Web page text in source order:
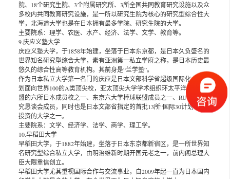
院、18个研究生院、3个附属研究所、3所全国共同教育研究设施以及众
多校内共同教育研究设施，是一所以研究生院为核心的研究型综合性大
学，北海道大学也是在日本拥有最多学院、研究生院的大学。
主要院系：理学、农医、水产、经济、法学、文学、教育等。
9.庆应义塾大学
庆应义塾大学，于1858年始建，坐落于日本东京都，是日本久负盛名的
世界知名研究型综合大学，素有亚洲第一私立学府之称，是日本历史最
悠久的综合性高等教育机构。其前身是“兰学塾”。
作为日本私立大学第一名门的庆应是日本文部科学省超级国际化大学计
划面向世界100的A类顶尖校，亚太顶尖大学学术组织环太平洋大学 联
盟的六所日本成员校之一、东京六大学棒球联盟成员之一、RU11学术研
究恳谈会成员，同时也是日本文部省指定的首批13所“国际30计划”重点
投资的大学之一。
主要院系：文学、经济学、法学、商学、理工学。
10.早稻田大学
早稻田大学，于1882年始建，坐落于日本东京都新宿区，是一所世界知
名研究型综合私立大学，由明治维新时期开国元老之一，前内阁总理大
臣大隈重信创立。
早稻田大学尤其重视国际合作与交流事业，自2009年起一直为日本国内